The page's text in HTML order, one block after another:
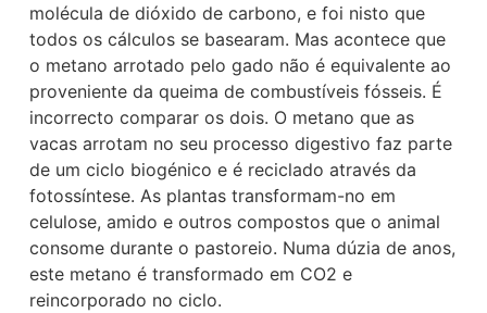
molécula de dióxido de carbono, e foi nisto que
todos os cálculos se basearam. Mas acontece que
o metano arrotado pelo gado não é equivalente ao
proveniente da queima de combustíveis fósseis. É
incorrecto comparar os dois. O metano que as
vacas arrotam no seu processo digestivo faz parte
de um ciclo biogénico e é reciclado através da
fotossíntese. As plantas transformam-no em
celulose, amido e outros compostos que o animal
consome durante o pastoreio. Numa dúzia de anos,
este metano é transformado em CO2 e
reincorporado no ciclo.